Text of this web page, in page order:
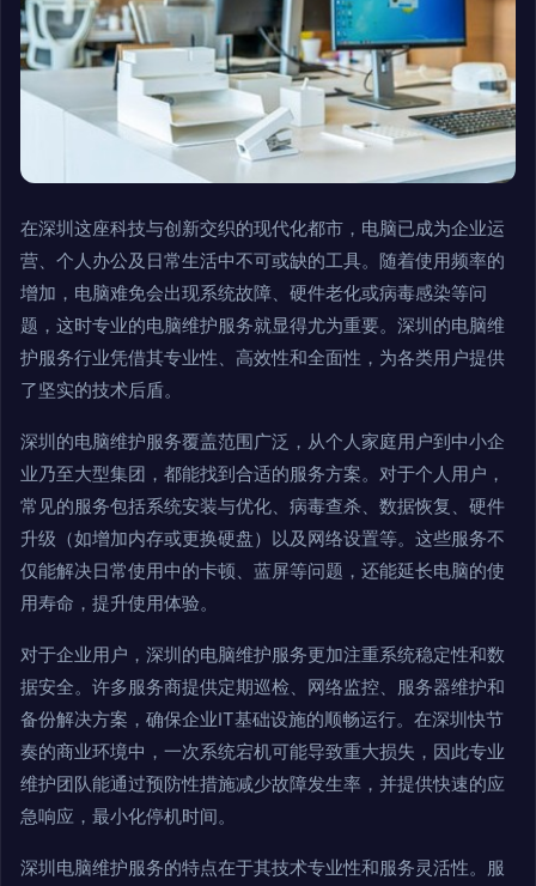
在深圳这座科技与创新交织的现代化都市，电脑已成为企业运
营、个人办公及日常生活中不可或缺的工具。随着使用频率的
增加，电脑难免会出现系统故障、硬件老化或病毒感染等问
题，这时专业的电脑维护服务就显得尤为重要。深圳的电脑维
护服务行业凭借其专业性、高效性和全面性，为各类用户提供
了坚实的技术后盾。
深圳的电脑维护服务覆盖范围广泛，从个人家庭用户到中小企
业乃至大型集团，都能找到合适的服务方案。对于个人用户，
常见的服务包括系统安装与优化、病毒查杀、数据恢复、硬件
升级（如增加内存或更换硬盘）以及网络设置等。这些服务不
仅能解决日常使用中的卡顿、蓝屏等问题，还能延长电脑的使
用寿命，提升使用体验。
对于企业用户，深圳的电脑维护服务更加注重系统稳定性和数
据安全。许多服务商提供定期巡检、网络监控、服务器维护和
备份解决方案，确保企业IT基础设施的顺畅运行。在深圳快节
奏的商业环境中，一次系统宕机可能导致重大损失，因此专业
维护团队能通过预防性措施减少故障发生率，并提供快速的应
急响应，最小化停机时间。
深圳电脑维护服务的特点在于其技术专业性和服务灵活性。服